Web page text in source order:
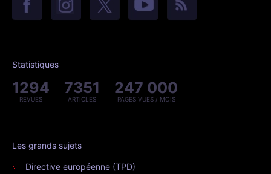
Statistiques
1294
REVUES
7351
ARTICLES
247 000
PAGES VUES / MOIS
Les grands sujets
Directive européenne (TPD)